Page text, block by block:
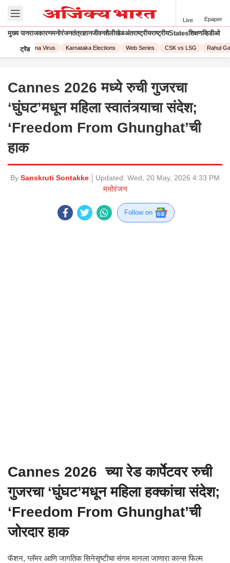
Live Epaper
मुख्य पानराजकारणमनोरंजनतंत्रज्ञानजीवनशैलीखेळअंतराष्ट्रीयराष्ट्रीयStatesशिक्षणव्हिडीओ
ट्रेंड
Corona Virus Karnataka Elections Web Series CSK vs LSG Rahul
Cannes 2026 मध्ये रुची गुजरचा
‘घुंघट’मधून महिला स्वातंत्र्याचा संदेश;
‘Freedom From Ghunghat’ची
हाक
By Sanskruti Sontakke Updated: Wed, 20 May, 2026 4:33 PM
मनोरंजन
Follow on
Cannes 2026 च्या रेड कार्पेटवर रुची
गुजरचा ‘घुंघट’मधून महिला हक्कांचा संदेश;
‘Freedom From Ghunghat’ची
जोरदार हाक
फॅशन, ग्लॅमर आणि जागतिक सिनेसृष्टीचा संगम मानला जाणारा कान्स फिल्म